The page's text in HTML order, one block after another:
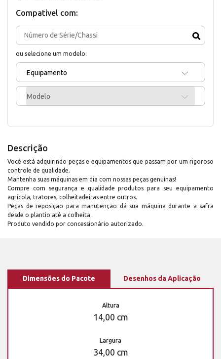
Compativel com:
ou selecione um modelo:
Equipamento
Modelo
Descrição
Você está adquirindo peças e equipamentos que passam por um rigoroso
controle de qualidade.
Mantenha suas máquinas em dia com nossas peças genuínas!
Compre com segurança e qualidade produtos para seu equipamento
agrícola, tratores, colheitadeiras entre outros.
Peças de reposição para manutenção dá sua máquina durante a safra
desde o plantio até a colheita.
Produto vendido por concessionário autorizado.
Dimensões do Pacote Desenhos da Aplicação
Altura
14,00 cm
Largura
34,00 cm